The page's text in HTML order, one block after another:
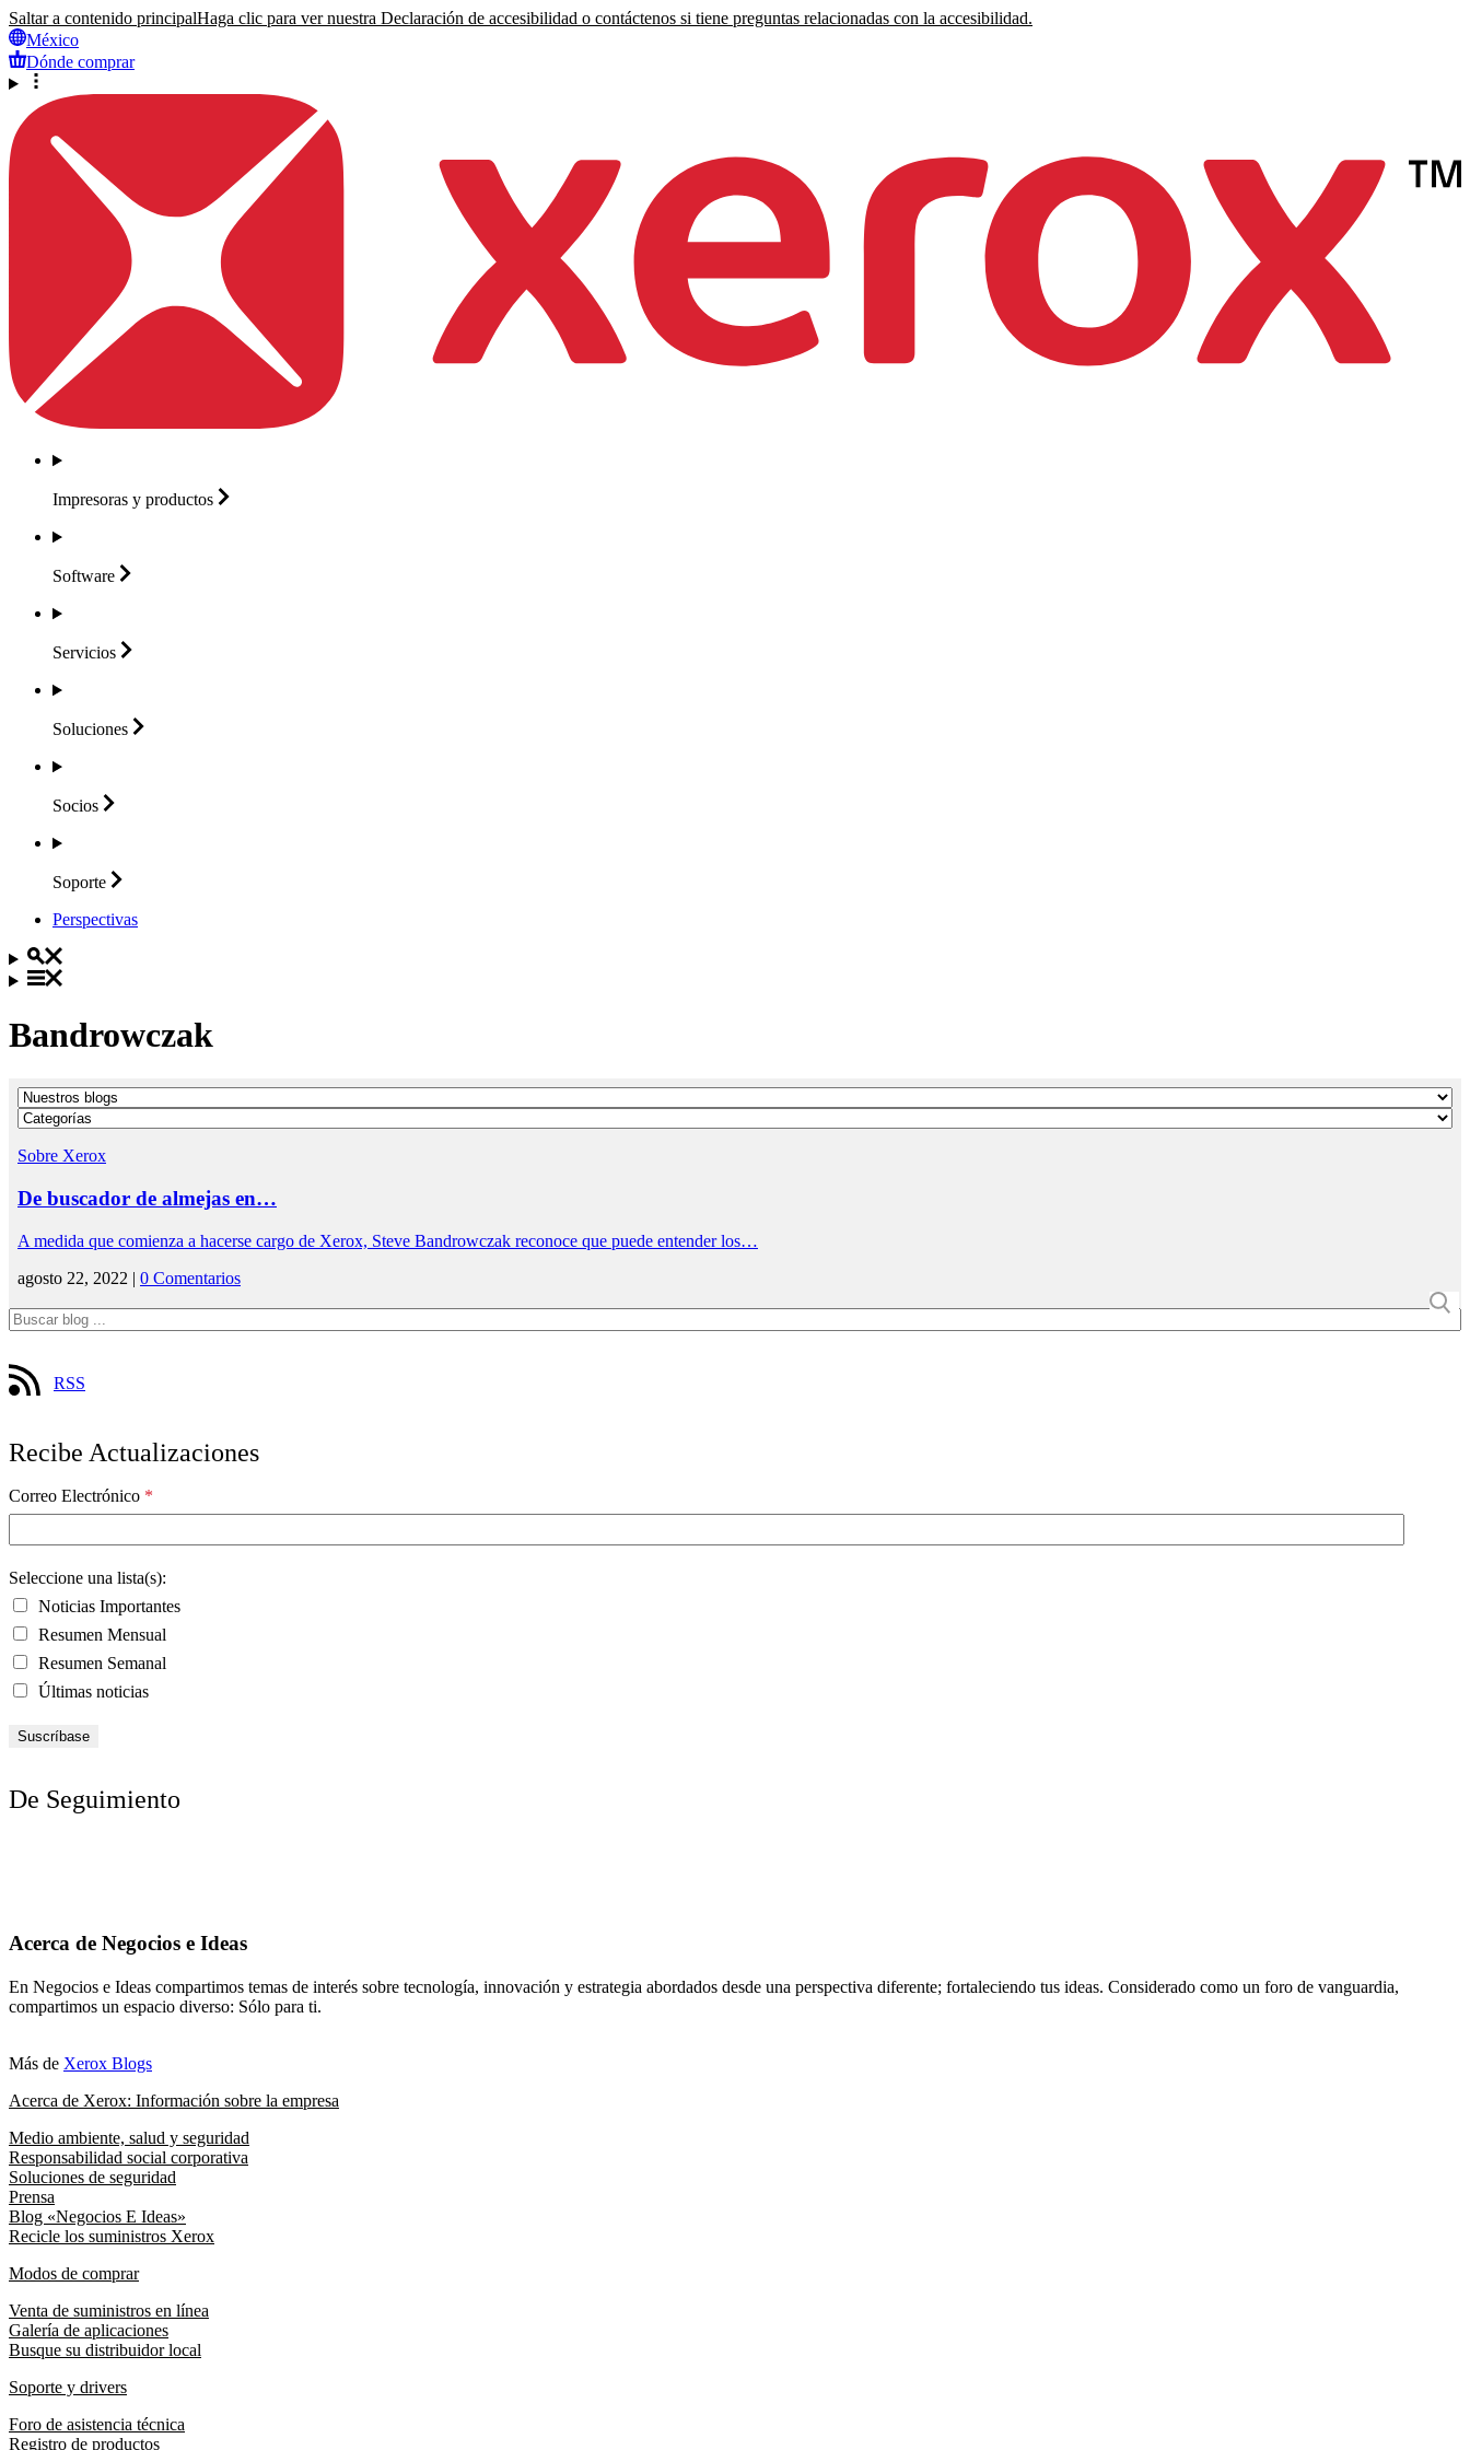
Saltar a contenido principalHaga clic para ver nuestra Declaración de accesibilidad o contáctenos si tiene preguntas relacionadas con la accesibilidad.
México
Dónde comprar
Impresoras y productos
Software
Servicios
Soluciones
Socios
Soporte
Perspectivas
Bandrowczak
Sobre Xerox
De buscador de almejas en…
A medida que comienza a hacerse cargo de Xerox, Steve Bandrowczak reconoce que puede entender los…
agosto 22, 2022 | 0 Comentarios
RSS
Recibe Actualizaciones
Correo Electrónico *
Seleccione una lista(s):
Noticias Importantes
Resumen Mensual
Resumen Semanal
Últimas noticias
De Seguimiento
Acerca de Negocios e Ideas
En Negocios e Ideas compartimos temas de interés sobre tecnología, innovación y estrategia abordados desde una perspectiva diferente; fortaleciendo tus ideas. Considerado como un foro de vanguardia,
compartimos un espacio diverso: Sólo para ti.
Más de Xerox Blogs
Acerca de Xerox: Información sobre la empresa
Medio ambiente, salud y seguridad
Responsabilidad social corporativa
Soluciones de seguridad
Prensa
Blog «Negocios E Ideas»
Recicle los suministros Xerox
Modos de comprar
Venta de suministros en línea
Galería de aplicaciones
Busque su distribuidor local
Soporte y drivers
Foro de asistencia técnica
Registro de productos